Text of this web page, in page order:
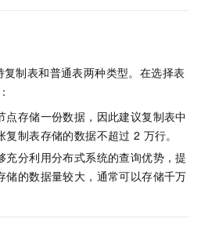
复制表和普通表两种类型。在选择表
点存储一份数据，因此建议复制表中
复制表存储的数据不超过 2 万行。
充分利用分布式系统的查询优势，提
储的数据量较大，通常可以存储千万